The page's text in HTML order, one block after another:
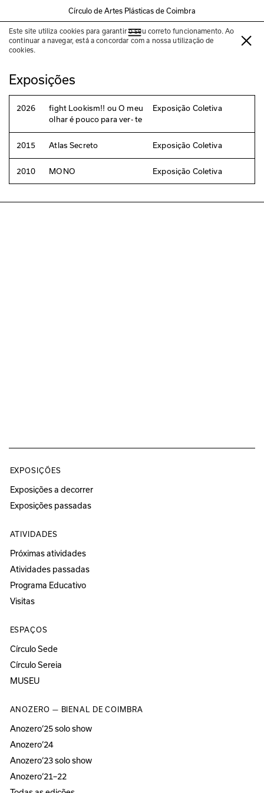
Círculo de Artes Plásticas de Coimbra
Este site utiliza cookies para garantir o seu correto funcionamento. Ao
continuar a navegar, está a concordar com a nossa utilização de
cookies.
Pedro Amaral
Exposições
2026
fight Lookism!! ou O meu
olhar é pouco para ver- te
Exposição Coletiva
2015 Atlas Secreto Exposição Coletiva
2010 MONO Exposição Coletiva
EXPOSIÇÕES
Exposições a decorrer
Exposições passadas
ATIVIDADES
Próximas atividades
Atividades passadas
Programa Educativo
Visitas
ESPAÇOS
Círculo Sede
Círculo Sereia
MUSEU
ANOZERO — BIENAL DE COIMBRA
Anozero‘25 solo show
Anozero‘24
Anozero‘23 solo show
Anozero‘21–22